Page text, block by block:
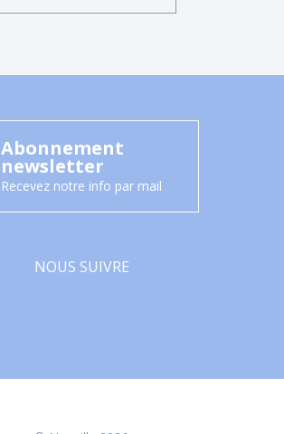
Abonnement
newsletter
Recevez notre info par mail
NOUS SUIVRE